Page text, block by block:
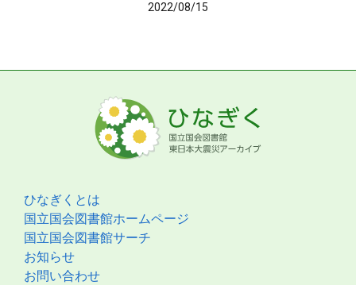
2022/08/15
ひなぎくとは
国立国会図書館ホームページ
国立国会図書館サーチ
お知らせ
お問い合わせ